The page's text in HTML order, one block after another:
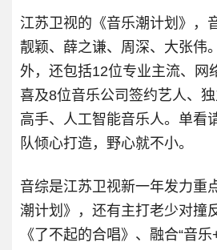
江苏卫视的《音乐潮计划》，
靓颖、薛之谦、周深、大张伟
外，还包括12位专业主流、网
喜及8位音乐公司签约艺人、
高手、人工智能音乐人。单看
队倾心打造，野心就不小。
音综是江苏卫视新一年发力重
潮计划》，还有主打老少对撞
《了不起的合唱》、融合“音